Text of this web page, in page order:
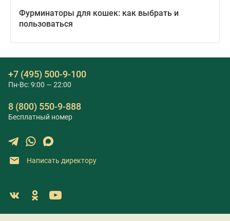
Фурминаторы для кошек: как выбрать и
пользоваться
+7 (495) 500-9-100
Пн-Вс: 9:00 — 22:00
8 (800) 550-9-888
Бесплатный номер
Написать директору